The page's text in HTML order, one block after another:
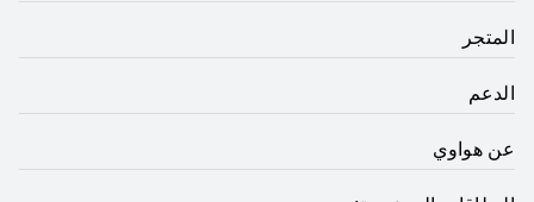
المتجر
الدعم
عن هواوي